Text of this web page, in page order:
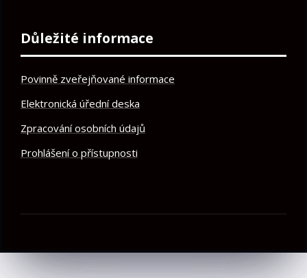
Důležité informace
Povinně zveřejňované informace
Elektronická úřední deska
Zpracování osobních údajů
Prohlášení o přístupnosti